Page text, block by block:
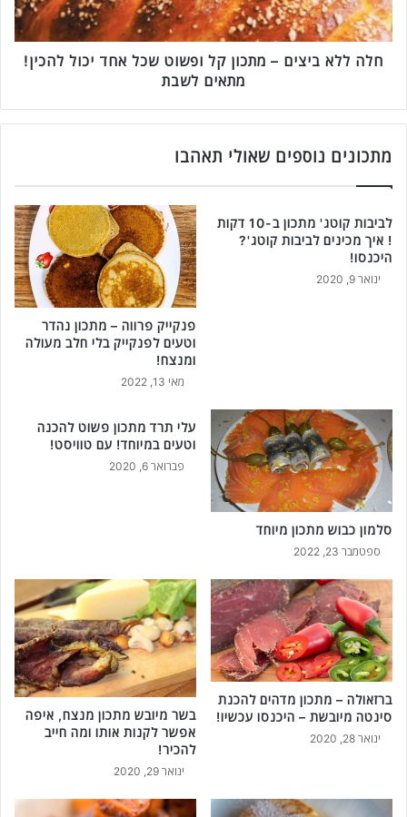
כ
י
פ
נ
ק
ל
ד
ה
ע
י
מ
?
ה
נ
ס
!
י
צ
כ
ן
ל
ו
ד
י
ו
ל
ל
ן
מ
ת
י
ם
ת
חלה ללא ביצים – מתכון קל ופשוט שכל אחד יכול להכין!
מתאים לשבת
מתכונים נוספים שאולי תאהבו
לביבות קוטג' מתכון ב-10 דקות
! איך מכינים לביבות קוטג'?
היכנסו!
ינואר 9, 2020
פנקייק פרווה – מתכון נהדר
וטעים לפנקייק בלי חלב מעולה
ומנצח!
מאי 13, 2022
סלמון כבוש מתכון מיוחד
ספטמבר 23, 2022
עלי תרד מתכון פשוט להכנה
וטעים במיוחד! עם טוויסט!
פברואר 6, 2020
ברזאולה – מתכון מדהים להכנת
סינטה מיובשת – היכנסו עכשיו!
ינואר 28, 2020
בשר מיובש מתכון מנצח, איפה
אפשר לקנות אותו ומה חייב
להכיר!
ינואר 29, 2020